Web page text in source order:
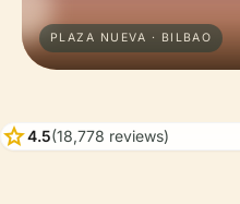
PLAZA NUEVA · BILBAO
star4.5(18,778 reviews)